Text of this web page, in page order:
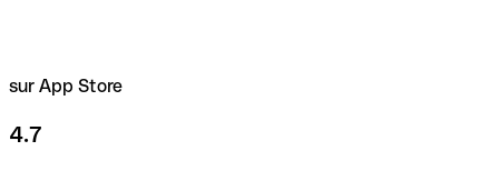
sur App Store
4.7